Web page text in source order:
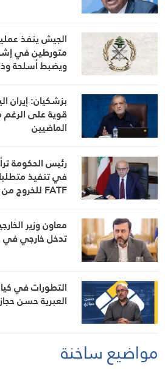
الجيش ينفذ
متورطين في
بزشكيان: إيران
قوية على الرغم
الماضيين
رئيس الحكومة
في تنفيذ
FATF للخروج من القائمة الرمادية
معاون وزير
تدخل خارجي
التطورات في
العبرية حسن
مواضيع ساخنة